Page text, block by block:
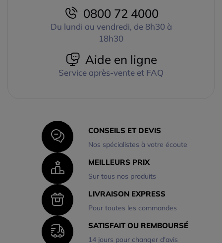
0800 72 4000
Du lundi au vendredi, de 8h30 à
18h30
Aide en ligne
Service après-vente et FAQ
CONSEILS ET DEVIS
Nos spécialistes à votre écoute
MEILLEURS PRIX
Sur tous nos produits
LIVRAISON EXPRESS
Pour toutes les commandes
SATISFAIT OU REMBOURSÉ
14 jours pour changer d'avis